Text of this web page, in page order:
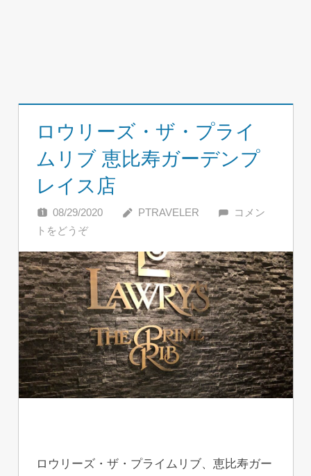
ロウリーズ・ザ・プライ
ムリブ 恵比寿ガーデンプ
レイス店
08/29/2020 PTRAVELER
コメン
トをどうぞ
ロウリーズ・ザ・プライムリブ、恵比寿ガー